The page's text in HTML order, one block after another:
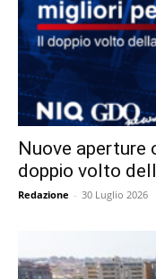
Nuove aperture
doppio volto
Redazione - 30 Luglio 2026